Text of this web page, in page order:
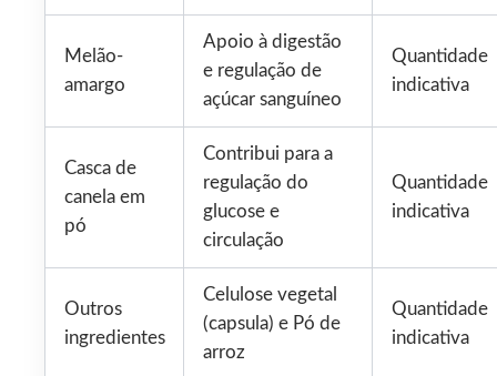
Melão-
amargo
Apoio à digestão
e regulação de
açúcar sanguíneo
Quantidade
indicativa
Casca de
canela em
pó
Contribui para a
regulação do
glucose e
circulação
Quantidade
indicativa
Outros
ingredientes
Celulose vegetal
(capsula) e Pó de
arroz
Quantidade
indicativa